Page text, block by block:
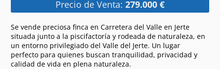
Precio de Venta: 279.000 €
Se vende preciosa finca en Carretera del Valle en Jerte
situada junto a la piscifactoría y rodeada de naturaleza, en
un entorno privilegiado del Valle del Jerte. Un lugar
perfecto para quienes buscan tranquilidad, privacidad y
calidad de vida en plena naturaleza.